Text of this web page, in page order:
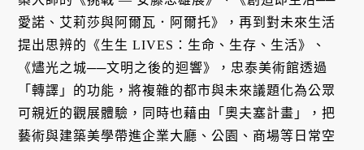
愛諾、艾莉莎與阿爾瓦．阿爾托》，再到對未來生活
提出思辨的《生生 LIVES：生命、生存、生活》、
《燼光之城──文明之後的迴響》，忠泰美術館透過
「轉譯」的功能，將複雜的都市與未來議題化為公眾
可親近的觀展體驗，同時也藉由「奧夫塞計畫」，把
藝術與建築美學帶進企業大廳、公園、商場等日常空